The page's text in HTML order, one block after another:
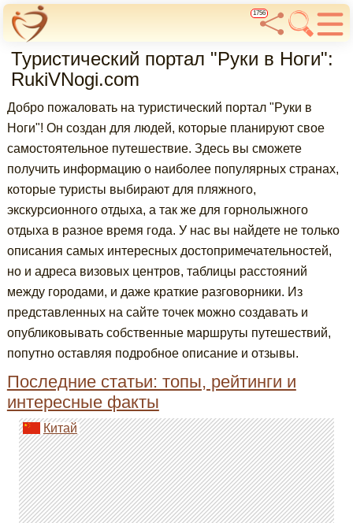
1756
Туристический портал "Руки в Ноги":
RukiVNogi.com
Добро пожаловать на туристический портал "Руки в
Ноги"! Он создан для людей, которые планируют свое
самостоятельное путешествие. Здесь вы сможете
получить информацию о наиболее популярных странах,
которые туристы выбирают для пляжного,
экскурсионного отдыха, а так же для горнолыжного
отдыха в разное время года. У нас вы найдете не только
описания самых интересных достопримечательностей,
но и адреса визовых центров, таблицы расстояний
между городами, и даже краткие разговорники. Из
представленных на сайте точек можно создавать и
опубликовывать собственные маршруты путешествий,
попутно оставляя подробное описание и отзывы.
Последние статьи: топы, рейтинги и
интересные факты
Китай